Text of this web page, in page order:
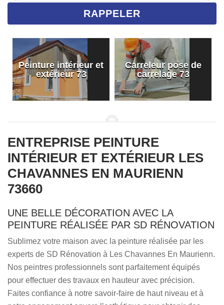
Peinture intérieur et
extérieur 73
Carreleur pose de
carrelage 73
ENTREPRISE PEINTURE
INTÉRIEUR ET EXTÉRIEUR LES
CHAVANNES EN MAURIENN
73660
UNE BELLE DÉCORATION AVEC LA
PEINTURE RÉALISÉE PAR SD RÉNOVATION
Sublimez votre maison avec la peinture réalisée par les
experts de SD Rénovation à Les Chavannes En Maurienn.
Nos peintres professionnels sont parfaitement équipés
pour effectuer des travaux en hauteur avec précision.
Faites confiance à notre savoir-faire de haut niveau et à